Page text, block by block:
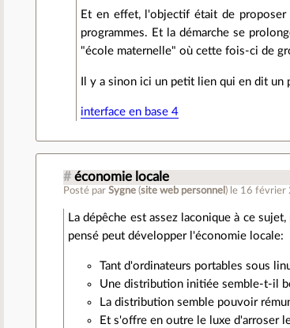
Et en effet, l'objectif était de
programmes. Et la démarche se
"école maternelle" où cette fois-ci de
Il y a sinon ici un petit lien qui en dit un
interface en base 4
# économie locale
Posté parSygne (site web personnel ) le 16 février
La dépêche est assez laconique à ce
pensé peut développer l'économie locale:
Tant d'ordinateurs portables sous
Une distribution initiée semble-t-il
La distribution semble pouvoir
Et s'offre en outre le luxe d'arroser